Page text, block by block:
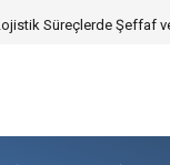
Avantajları Nelerdir?